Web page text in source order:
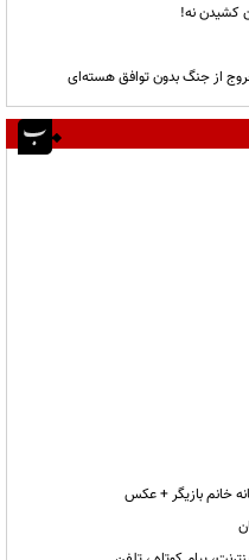
کشیدن نه!
خروج از جنگ بدون توافق هسته‌ای
خانم بازیگر + عکس